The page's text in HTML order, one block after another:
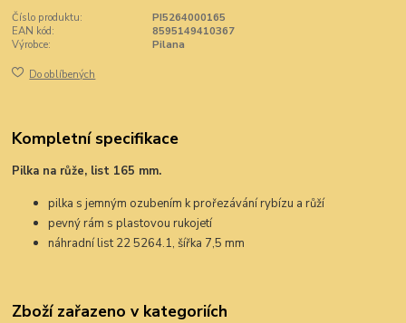
Číslo produktu:
PI5264000165
EAN kód:
8595149410367
Výrobce:
Pilana
Do oblíbených
Kompletní specifikace
Pilka na růže, list 165 mm.
pilka s jemným ozubením k prořezávání rybízu a růží
pevný rám s plastovou rukojetí
náhradní list 22 5264.1, šířka 7,5 mm
Zboží zařazeno v kategoriích